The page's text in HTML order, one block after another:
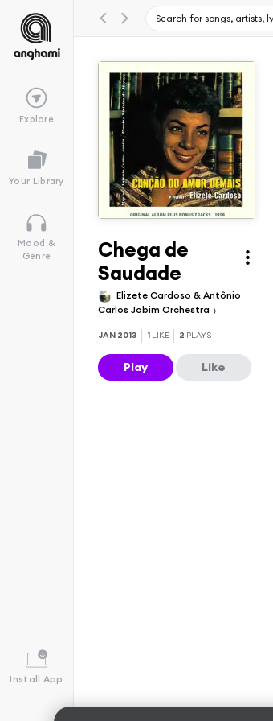
Explore
Your Library
Mood &
Genre
Install App
Chega de
Saudade
Elizete Cardoso & Antônio
Carlos Jobim Orchestra
JAN 2013 1 LIKE 2 PLAYS
Play Like